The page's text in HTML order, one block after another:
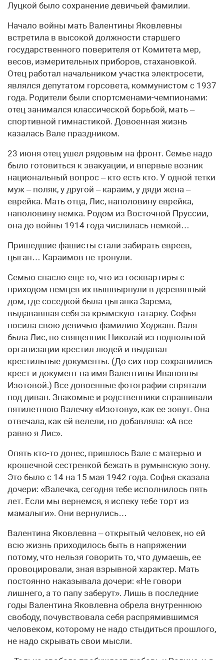
Луцкой было сохранение девичьей фамилии.
Начало войны мать Валентины Яковлевны
встретила в высокой должности старшего
государственного поверителя от Комитета мер,
весов, измерительных приборов, стахановкой.
Отец работал начальником участка электросети,
являлся депутатом горсовета, коммунистом с 1937
года. Родители были спортсменами-чемпионами:
отец занимался классической борьбой, мать –
спортивной гимнастикой. Довоенная жизнь
казалась Вале праздником.
23 июня отец ушел рядовым на фронт. Семье надо
было готовиться к эвакуации, и впервые возник
национальный вопрос – кто есть кто. У одной тетки
муж – поляк, у другой – караим, у дяди жена –
еврейка. Мать отца, Лис, наполовину еврейка,
наполовину немка. Родом из Восточной Пруссии,
она до войны 1914 года числилась немкой…
Пришедшие фашисты стали забирать евреев,
цыган… Караимов не тронули.
Семью спасло еще то, что из госквартиры с
приходом немцев их вышвырнули в деревянный
дом, где соседкой была цыганка Зарема,
выдававшая себя за крымскую татарку. Софья
носила свою девичью фамилию Ходжаш. Валя
была Лис, но священник Николай из подпольной
организации крестил людей и выдавал
крестильные документы. (До сих пор сохранились
крест и документ на имя Валентины Ивановны
Изотовой.) Все довоенные фотографии спрятали
под диван. Знакомые и родственники спрашивали
пятилетнюю Валечку «Изотову», как ее зовут. Она
отвечала, как ей велели, но добавляла: «А все
равно я Лис».
Опять кто-то донес, пришлось Вале с матерью и
крошечной сестренкой бежать в румынскую зону.
Это было с 14 на 15 мая 1942 года. Софья сказала
дочери: «Валечка, сегодня тебе исполнилось пять
лет. Если мы вернемся, я испеку тебе торт из
мамалыги». Они вернулись…
Валентина Яковлевна – открытый человек, но ей
всю жизнь приходилось быть в напряжении
потому, что нельзя говорить то, что думаешь, ее
провоцировали, зная взрывной характер. Мать
постоянно наказывала дочери: «Не говори
лишнего, а то папу заберут». Лишь в последние
годы Валентина Яковлевна обрела внутреннюю
свободу, почувствовала себя распрямившимся
человеком, которому не надо стыдиться прошлого,
не надо скрывать свои мысли.